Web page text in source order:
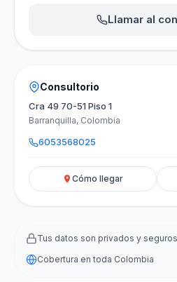
Llamar al
Consultorio
Cra 49 70-51 Piso 1
Barranquilla, Colombia
6053568025
Cómo llegar
Tus datos son privados y seguros
Cobertura en toda Colombia